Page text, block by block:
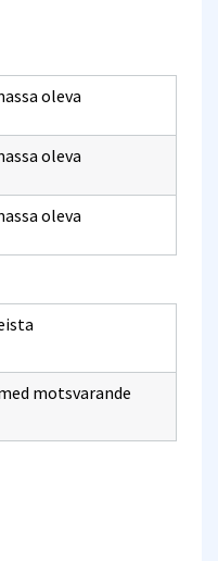
oleva
oleva
oleva
motsvarande